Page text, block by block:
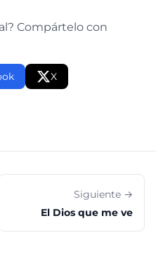
Compártelo con
X
Siguiente →
El Dios que me ve